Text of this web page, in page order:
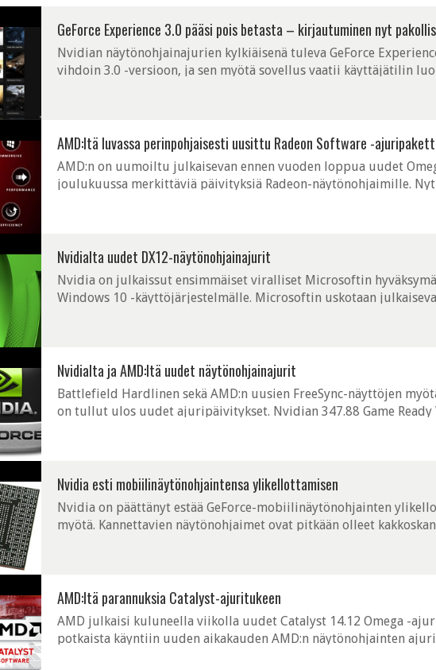
GeForce Experience 3.0 pääsi pois betasta – kirjautuminen nyt
Nvidian näytönohjainajurien kylkiäisenä tuleva GeForce
vihdoin 3.0 -versioon, ja sen myötä sovellus vaatii käyttäjätilin
AMD:ltä luvassa perinpohjaisesti uusittu Radeon Software -
AMD:n on uumoiltu julkaisevan ennen vuoden loppua uudet
joulukuussa merkittäviä päivityksiä Radeon-näytönohjaimille.
Nvidialta uudet DX12-näytönohjainajurit
Nvidia on julkaissut ensimmäiset viralliset Microsoftin
Windows 10 -käyttöjärjestelmälle. Microsoftin uskotaan
Nvidialta ja AMD:ltä uudet näytönohjainajurit
Battlefield Hardlinen sekä AMD:n uusien FreeSync-näyttöjen
on tullut ulos uudet ajuripäivitykset. Nvidian 347.88 Game
Nvidia esti mobiilinäytönohjaintensa ylikellottamisen
Nvidia on päättänyt estää GeForce-mobiilinäytönohjainten
myötä. Kannettavien näytönohjaimet ovat pitkään olleet
AMD:ltä parannuksia Catalyst-ajuritukeen
AMD julkaisi kuluneella viikolla uudet Catalyst 14.12 Omega -
potkaista käyntiin uuden aikakauden AMD:n näytönohjainten